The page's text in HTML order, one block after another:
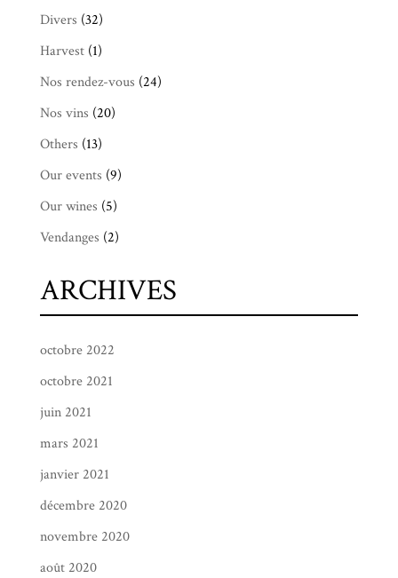
Divers (32)
Harvest(1)
Nos rendez-vous (24)
Nos vins (20)
Others (13)
Our events (9)
Our wines (5)
Vendanges (2)
ARCHIVES
octobre 2022
octobre 2021
juin 2021
mars 2021
janvier 2021
décembre 2020
novembre 2020
août 2020